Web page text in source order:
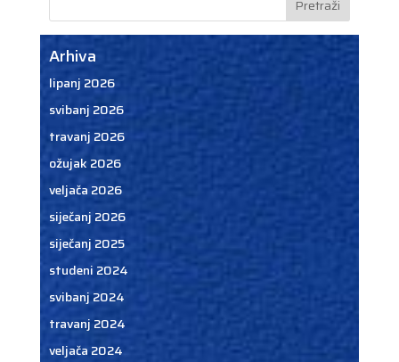
Arhiva
lipanj 2026
svibanj 2026
travanj 2026
ožujak 2026
veljača 2026
siječanj 2026
siječanj 2025
studeni 2024
svibanj 2024
travanj 2024
veljača 2024